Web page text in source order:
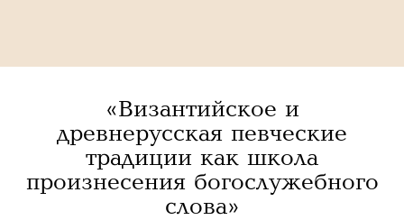
«Византийское и
древнерусская певческие
традиции как школа
произнесения богослужебного
слова»